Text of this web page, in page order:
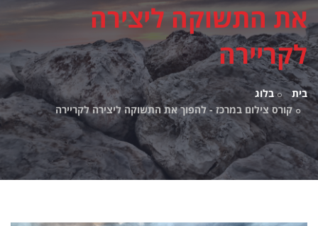
את התשוקה ליצירה
לקריירה
בית
בלוג
קורס צילום במרכז - להפוך את התשוקה ליצירה לקריירה